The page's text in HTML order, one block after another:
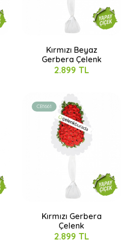
Kırmızı Beyaz
Gerbera Çelenk
2.899 TL
CB1661
Kırmızı Gerbera
Çelenk
2.899 TL